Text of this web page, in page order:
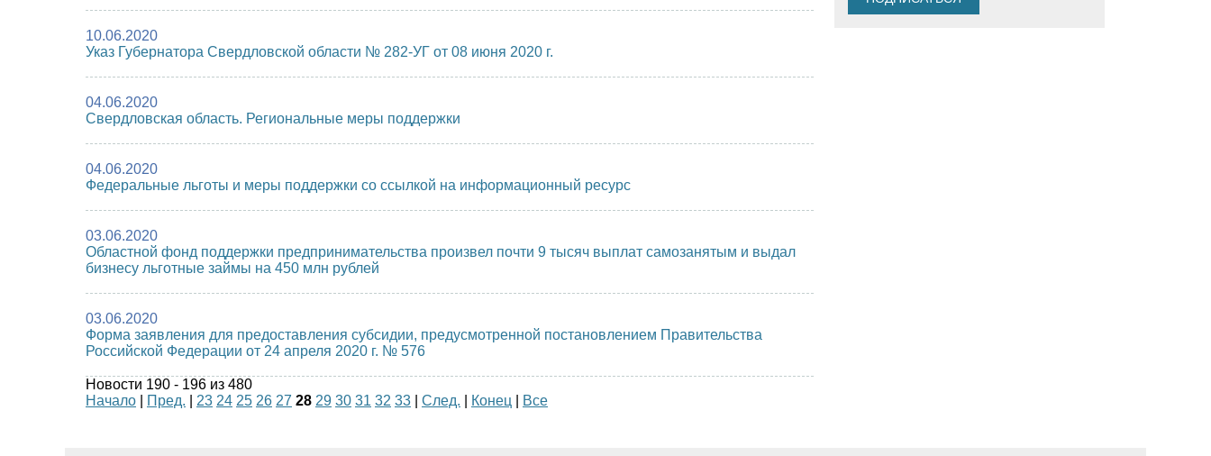
10.06.2020
Указ Губернатора Свердловской области № 282-УГ от 08 июня 2020 г.
04.06.2020
Свердловская область. Региональные меры поддержки
04.06.2020
Федеральные льготы и меры поддержки со ссылкой на информационный ресурс
03.06.2020
Областной фонд поддержки предпринимательства произвел почти 9 тысяч выплат самозанятым и выдал
бизнесу льготные займы на 450 млн рублей
03.06.2020
Форма заявления для предоставления субсидии, предусмотренной постановлением Правительства
Российской Федерации от 24 апреля 2020 г. № 576
Новости 190 - 196 из 480
Начало
Пред. 23 24 25 26 27 28 29 30 31 32 33 След. Конец Все